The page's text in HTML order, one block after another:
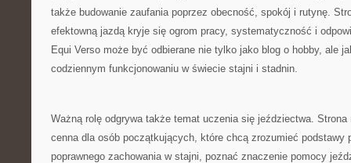
także budowanie zaufania poprzez obecność, spokój i rutynę.
efektowną jazdą kryje się ogrom pracy, systematyczność i
Equi Verso może być odbierane nie tylko jako blog o hobby, ale
codziennym funkcjonowaniu w świecie stajni i stadnin.
Ważną rolę odgrywa także temat uczenia się jeździectwa.
cenna dla osób początkujących, które chcą zrozumieć podstawy
poprawnego zachowania w stajni, poznać znaczenie pomocy